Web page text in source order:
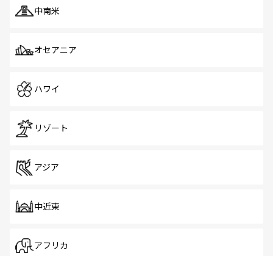
中南米
オセアニア
ハワイ
リゾート
アジア
中近東
アフリカ